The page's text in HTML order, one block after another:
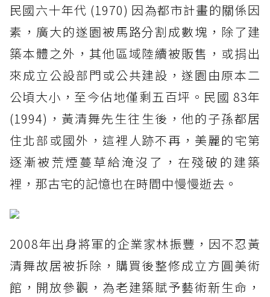
民國六十年代 (1970) 因為都市計畫的關係因
素，廣大的遂園被馬路分割成數塊，除了建
築本體之外，其他區域陸續被販售，或捐出
來成立公設部門或公共建設，遂園由原本二
公頃大小，至今佔地僅剩五百坪。民國 83年
(1994)，黃清舞先生往生後，他的子孫都居
住北部或國外，這裡人跡不再，美麗的宅第
逐漸被荒煙蔓草給淹沒了，在殘破的建築
裡，那古宅的記憶也在時間中慢慢逝去。
2008年出身將軍的企業家林振豐，因不忍黃
清舞故居被拆除，購買後整修成立方圓美術
館，開放參觀，為老建築賦予藝術新生命，